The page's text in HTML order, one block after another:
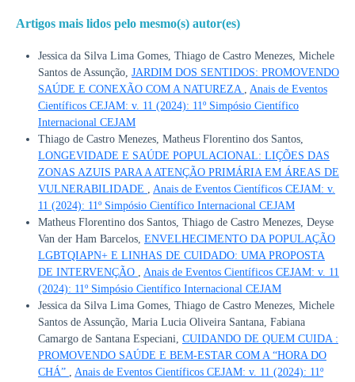
Artigos mais lidos pelo mesmo(s) autor(es)
Jessica da Silva Lima Gomes, Thiago de Castro Menezes, Michele
Santos de Assunção, JARDIM DOS SENTIDOS: PROMOVENDO
SAÚDE E CONEXÃO COM A NATUREZA , Anais de Eventos
Científicos CEJAM: v. 11 (2024): 11º Simpósio Científico
Internacional CEJAM
Thiago de Castro Menezes, Matheus Florentino dos Santos,
LONGEVIDADE E SAÚDE POPULACIONAL: LIÇÕES DAS
ZONAS AZUIS PARA A ATENÇÃO PRIMÁRIA EM ÁREAS DE
VULNERABILIDADE , Anais de Eventos Científicos CEJAM: v.
11 (2024): 11º Simpósio Científico Internacional CEJAM
Matheus Florentino dos Santos, Thiago de Castro Menezes, Deyse
Van der Ham Barcelos, ENVELHECIMENTO DA POPULAÇÃO
LGBTQIAPN+ E LINHAS DE CUIDADO: UMA PROPOSTA
DE INTERVENÇÃO , Anais de Eventos Científicos CEJAM: v. 11
(2024): 11º Simpósio Científico Internacional CEJAM
Jessica da Silva Lima Gomes, Thiago de Castro Menezes, Michele
Santos de Assunção, Maria Lucia Oliveira Santana, Fabiana
Camargo de Santana Especiani, CUIDANDO DE QUEM CUIDA :
PROMOVENDO SAÚDE E BEM-ESTAR COM A “HORA DO
CHÁ” , Anais de Eventos Científicos CEJAM: v. 11 (2024): 11º